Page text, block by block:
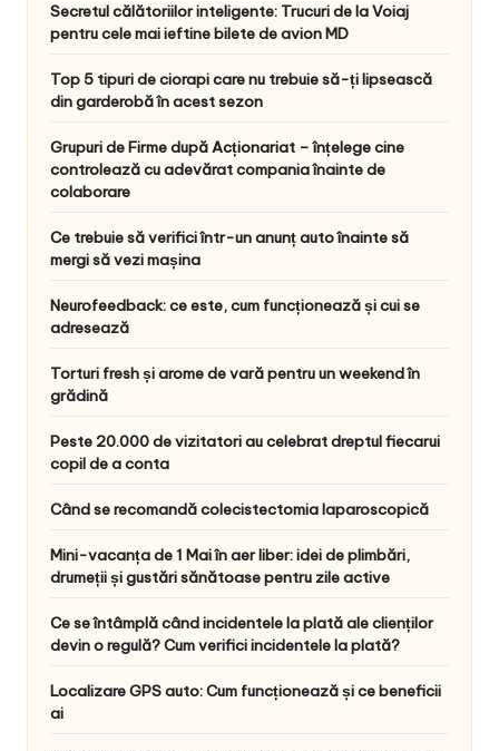
Secretul călătoriilor inteligente: Trucuri de la Voiaj
pentru cele mai ieftine bilete de avion MD
Top 5 tipuri de ciorapi care nu trebuie să-ți lipsească
din garderobă în acest sezon
Grupuri de Firme după Acționariat – înțelege cine
controlează cu adevărat compania înainte de
colaborare
Ce trebuie să verifici într-un anunț auto înainte să
mergi să vezi mașina
Neurofeedback: ce este, cum funcționează și cui se
adresează
Torturi fresh și arome de vară pentru un weekend în
grădină
Peste 20.000 de vizitatori au celebrat dreptul fiecarui
copil de a conta
Când se recomandă colecistectomia laparoscopică
Mini-vacanța de 1 Mai în aer liber: idei de plimbări,
drumeții și gustări sănătoase pentru zile active
Ce se întâmplă când incidentele la plată ale clienților
devin o regulă? Cum verifici incidentele la plată?
Localizare GPS auto: Cum funcționează și ce beneficii
ai